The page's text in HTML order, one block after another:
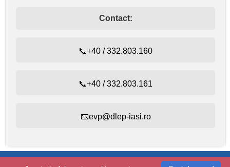
Contact:
📞+40 / 332.803.160
📞+40 / 332.803.161
📧evp@dlep-iasi.ro
+40 / 332.803.160